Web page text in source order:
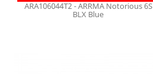
ARA106044T2 - ARRMA Notorious 6S
BLX Blue